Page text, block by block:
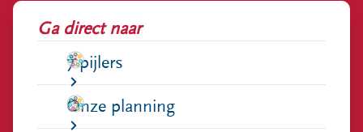
Bouwcontainer huren
Ons verhaal
Ontdek Omrin
Over Omrin
Ga direct naar
7 pijlers
Onze planning